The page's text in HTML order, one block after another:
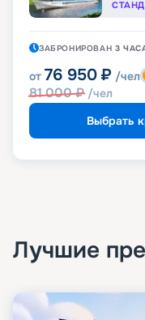
ЗАБРОНИРОВАН 3
от 76 950 ₽ /чел
81 000₽ /чел
Выбрать
Лучшие